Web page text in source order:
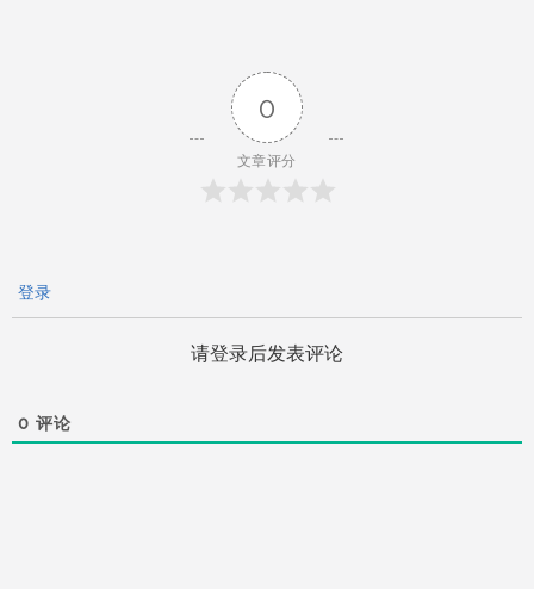
0
文章评分
登录
请登录后发表评论
0 评论